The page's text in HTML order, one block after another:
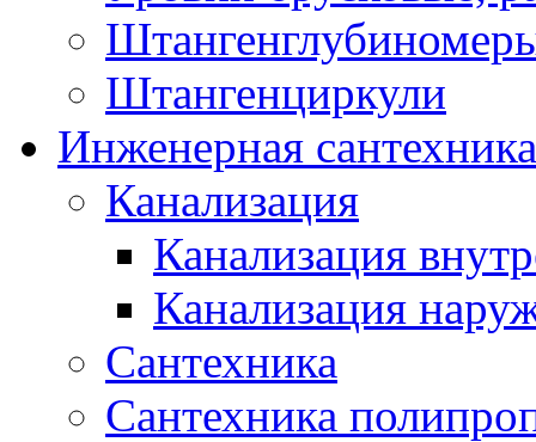
Штангенциркули
Инженерная сантехника
Канализация
Канализация
Канализация
Сантехника
Сантехника